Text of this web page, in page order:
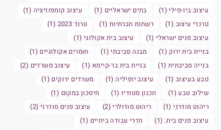
עיצוב ביו-פילי (1)
בתים ישראליים (1)
עיצוב קומפוזיציה (1)
טרנדי עיצוב (1)
רשתות חברתיות (1)
טרנד 2023 (1)
עיצוב פנים ישראלי (1)
עיצוב בית אקולוגי (1)
בניית בית ירוק (1)
מבנה סביבתי (1)
חומרים אקולוגיים (1)
בנייה סביבתית (1)
בניית בית בר-קיימא (1)
עיצוב משרדים (2)
טבע בעיצוב (1)
עיצוב יופיליה (1)
משרדים ירוקים (1)
שילוב טבע (1)
תכנון סטודיו (1)
חיסכון במקום (1)
ריהוט מודרני (1)
ריהוט מודולרי (2)
עיצוב פנים מודרני (2)
עיצוב פנים בית. (1)
חדרי עבודה ביתיים (1)